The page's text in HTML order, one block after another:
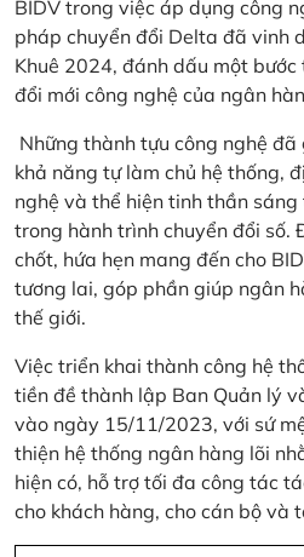
BIDV trong việc áp dụng công
pháp chuyển đổi Delta đã vinh
Khuê 2024, đánh dấu một
đổi mới công nghệ của ngân
Những thành tựu công nghệ
khả năng tự làm chủ hệ thống,
nghệ và thể hiện tinh thần
trong hành trình chuyển đổi số.
chốt, hứa hẹn mang đến cho
tương lai, góp phần giúp ngân
thế giới.
Việc triển khai thành công hệ
tiền đề thành lập Ban Quản lý
vào ngày 15/11/2023, với sứ
thiện hệ thống ngân hàng lõi
hiện có, hỗ trợ tối đa công tác
cho khách hàng, cho cán bộ và